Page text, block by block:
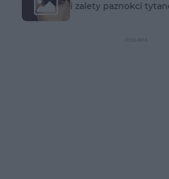
i zalety paznokci